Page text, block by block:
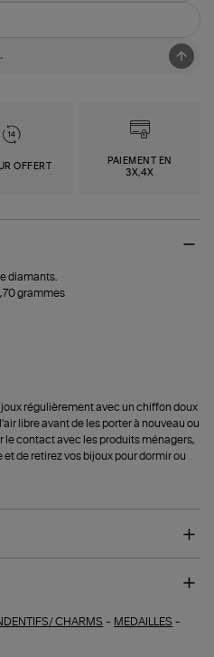
OFFERT
PAIEMENT EN
3X,4X
diamants.
grammes
régulièrement avec un chiffon doux
libre avant de les porter à nouveau ou
le contact avec les produits ménagers,
de retirez vos bijoux pour dormir ou
CHARMS - MEDAILLES -